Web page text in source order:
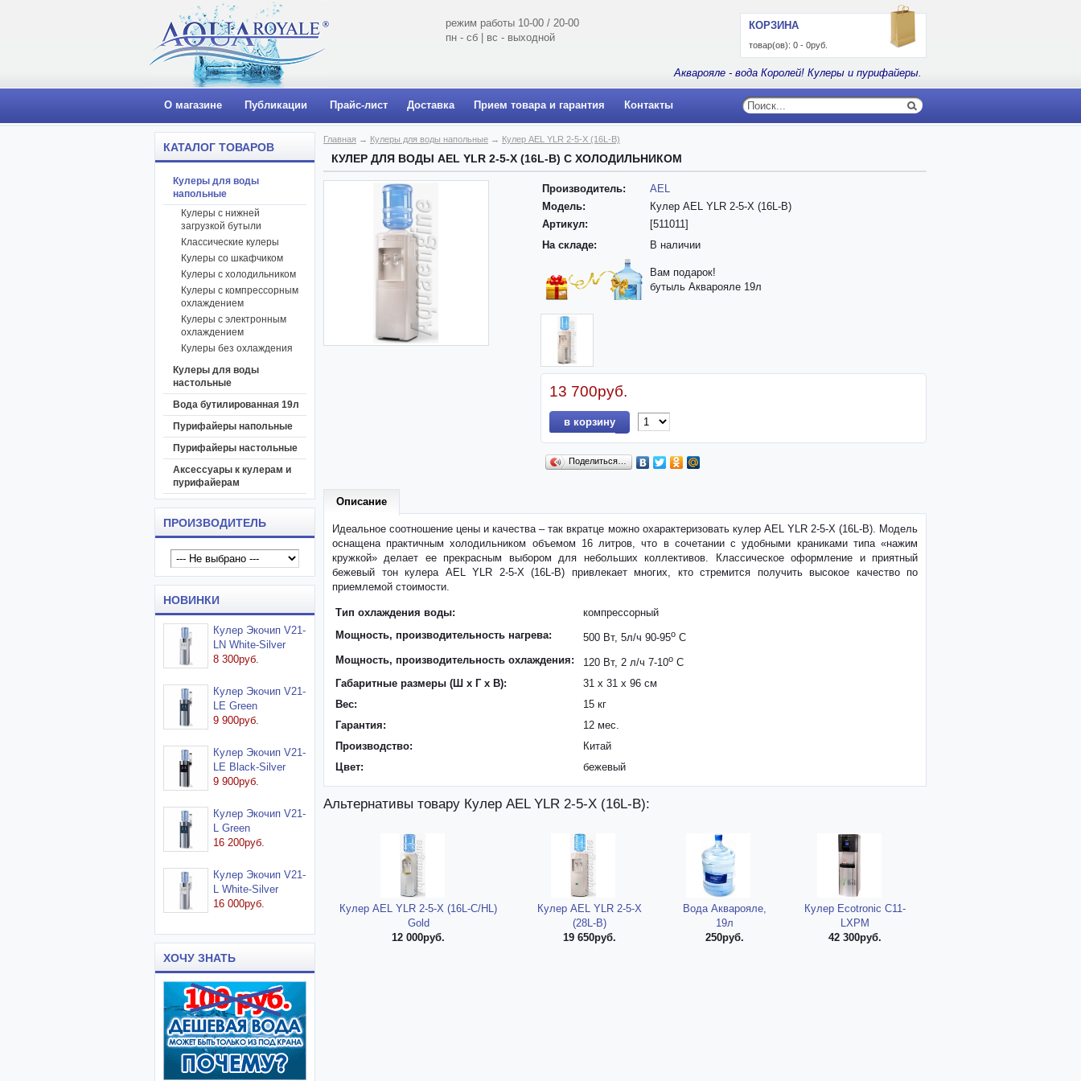
режим работы 10-00 / 20-00
пн - сб | вс - выходной
КОРЗИНА
товар(ов): 0 - 0руб.
Акварояле - вода Королей! Кулеры и пурифайеры.
О магазине Публикации Прайс-лист Доставка Прием товара и гарантия Контакты
КАТАЛОГ ТОВАРОВ
Кулеры для воды
напольные
Кулеры с нижней
загрузкой бутыли
Классические кулеры
Кулеры со шкафчиком
Кулеры с холодильником
Кулеры с компрессорным
охлаждением
Кулеры с электронным
охлаждением
Кулеры без охлаждения
Кулеры для воды
настольные
Вода бутилированная 19л
Пурифайеры напольные
Пурифайеры настольные
Аксессуары к кулерам и
пурифайерам
ПРОИЗВОДИТЕЛЬ
НОВИНКИ
Кулер Экочип V21-
LN White-Silver
8 300руб.
Кулер Экочип V21-
LE Green
9 900руб.
Кулер Экочип V21-
LE Black-Silver
9 900руб.
Кулер Экочип V21-
L Green
16 200руб.
Кулер Экочип V21-
L White-Silver
16 000руб.
ХОЧУ ЗНАТЬ
Главная → Кулеры для воды напольные → Кулер AEL YLR 2-5-X (16L-B)
КУЛЕР ДЛЯ ВОДЫ AEL YLR 2-5-X (16L-B) С ХОЛОДИЛЬНИКОМ
Производитель:
AEL
Модель:
Кулер AEL YLR 2-5-X (16L-B)
Артикул:
[511011]
На складе:
В наличии
Вам подарок!
бутыль Акварояле 19л
13 700руб.
в корзину
Поделиться…
Описание
Идеальное соотношение цены и качества – так вкратце можно охарактеризовать кулер AEL YLR 2-5-X (16L-B). Модель
оснащена практичным холодильником объемом 16 литров, что в сочетании с удобными краниками типа «нажим
кружкой» делает ее прекрасным выбором для небольших коллективов. Классическое оформление и приятный
бежевый тон кулера AEL YLR 2-5-X (16L-B) привлекает многих, кто стремится получить высокое качество по
приемлемой стоимости.
Тип охлаждения воды:
компрессорный
Мощность, производительность нагрева:
500 Вт, 5л/ч 90-95o С
Мощность, производительность охлаждения:
120 Вт, 2 л/ч 7-10o C
Габаритные размеры (Ш x Г x В):
31 x 31 x 96 см
Вес:
15 кг
Гарантия:
12 мес.
Производство:
Китай
Цвет:
бежевый
Альтернативы товару Кулер AEL YLR 2-5-X (16L-B):
Кулер AEL YLR 2-5-X (16L-C/HL)
Gold
12 000руб.
Кулер AEL YLR 2-5-X
(28L-B)
19 650руб.
Вода Акварояле,
19л
250руб.
Кулер Ecotronic C11-
LXPM
42 300руб.